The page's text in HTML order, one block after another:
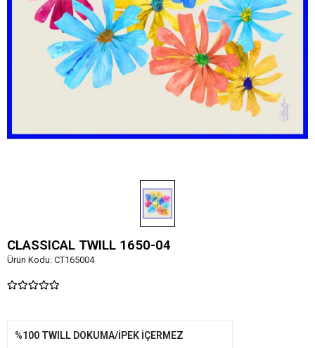
CLASSICAL TWILL 1650-04
Ürün Kodu: CT165004
%100 TWILL DOKUMA/İPEK İÇERMEZ